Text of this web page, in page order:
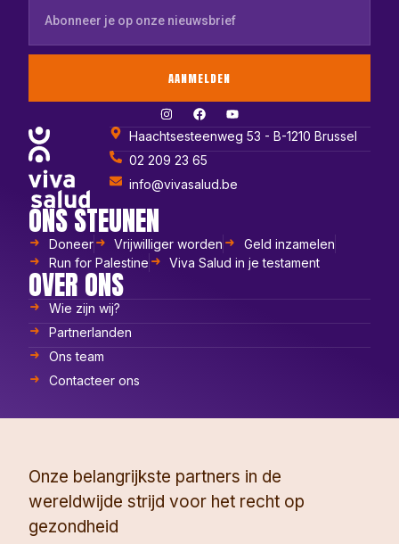
AANMELDEN
Haachtsesteenweg 53 - B-1210 Brussel
02 209 23 65
info@vivasalud.be
ONS STEUNEN
Doneer Vrijwilliger worden
Geld inzamelen
Run for Palestine
Viva Salud in je testament
OVER ONS
Wie zijn wij?
Partnerlanden
Ons team
Contacteer ons
Onze belangrijkste partners in de
wereldwijde strijd voor het recht op
gezondheid